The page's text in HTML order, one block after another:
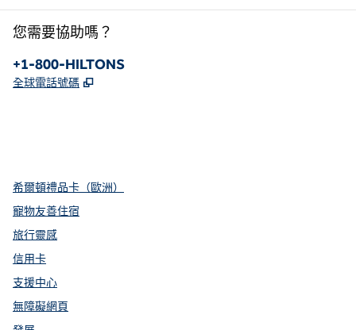
您需要協助嗎？
電話：
+1-800-HILTONS
全球電話號碼 ,
希爾頓禮品卡（歐洲）
寵物友善住宿
旅行靈感
信用卡
支援中心
無障礙網頁